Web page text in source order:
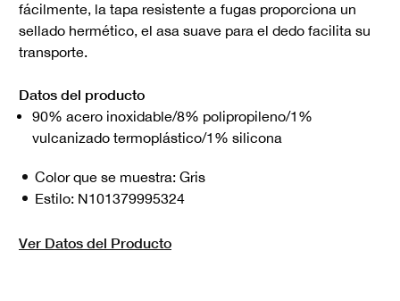
fácilmente, la tapa resistente a fugas proporciona un
sellado hermético, el asa suave para el dedo facilita su
transporte.
Datos del producto
90% acero inoxidable/8% polipropileno/1%
vulcanizado termoplástico/1% silicona
Color que se muestra: Gris
Estilo: N101379995324
Ver Datos del Producto